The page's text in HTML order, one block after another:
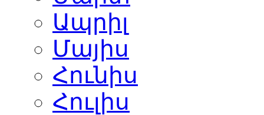
Ապրիլ
Մայիս
Հունիս
Հուլիս